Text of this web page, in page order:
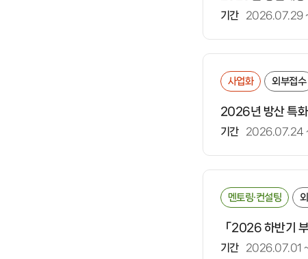
기간 2026.07.29
사업화 외부접수
2026년 방산 특
기간 2026.07.24
멘토링·컨설팅
「2026 하반기
기간 2026.07.01